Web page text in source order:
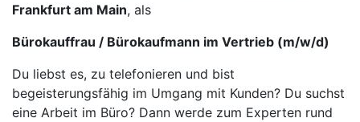
Frankfurt am Main, als
Bürokauffrau / Bürokaufmann im Vertrieb (m/w/d)
Du liebst es, zu telefonieren und bist
begeisterungsfähig im Umgang mit Kunden? Du suchst
eine Arbeit im Büro? Dann werde zum Experten rund